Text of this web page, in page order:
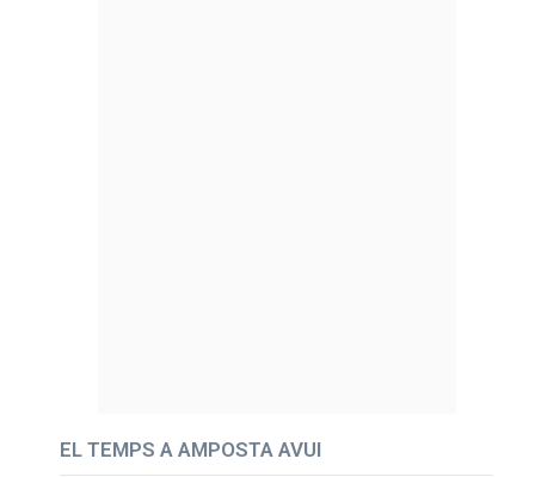
EL TEMPS A AMPOSTA AVUI